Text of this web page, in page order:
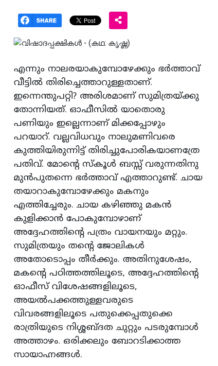
എന്നും നാലരയാകുമ്പോഴേക്കും ഭര്‍ത്താവ്
വീട്ടില്‍ തിരിച്ചെത്താറുള്ളതാണ്.
ഇന്നെന്തുപറ്റി? അരിശമാണ് സുമിത്രയ്ക്കു
തോന്നിയത്. ഓഫീസില്‍ യാതൊരു
പണിയും ഇല്ലെന്നാണ് മിക്കപ്പോഴും
പറയാറ്. വല്ലവിധവും നാലുമണിവരെ
കുത്തിയിരുന്നിട്ട് തിരിച്ചുപോരികയാണത്രേ
പതിവ്. മോന്‍റെ സ്കൂള്‍ ബസ്സ്‌ വരുന്നതിനു
മുന്‍പുതന്നെ ഭര്‍ത്താവ് എത്താറുണ്ട്. ചായ
തയാറാകുമ്പോഴേക്കും മകനും
എത്തിച്ചേരും. ചായ കഴിഞ്ഞു മകന്‍
കുളിക്കാന്‍ പോകുമ്പോഴാണ്
അദ്ദേഹത്തിന്‍റെ പത്രം വായനയും മറ്റും.
സുമിത്രയും തന്‍റെ ജോലികള്‍
അതോടൊപ്പം തീര്‍ക്കും. അതിനുശേഷം,
മകന്‍റെ പഠിത്തത്തിലൂടെ, അദ്ദേഹത്തിന്‍റെ
ഓഫീസ് വിശേഷങ്ങളിലൂടെ,
അയല്‍പക്കത്തുള്ളവരുടെ
വിവരങ്ങളിലൂടെ പതുക്കെപ്പതുക്കെ
രാത്രിയുടെ നിശ്ശബ്ദത ചുറ്റും പടരുമ്പോള്‍
അത്താഴം. ഒരിക്കലും ബോറടിക്കാത്ത
സായാഹ്നങ്ങള്‍.